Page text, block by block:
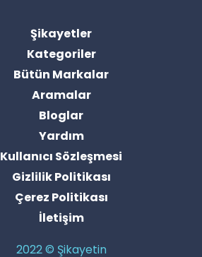
Şikayetler
Kategoriler
Bütün Markalar
Aramalar
Bloglar
Yardım
Kullanıcı Sözleşmesi
Gizlilik Politikası
Çerez Politikası
İletişim
2022 © Şikayetin